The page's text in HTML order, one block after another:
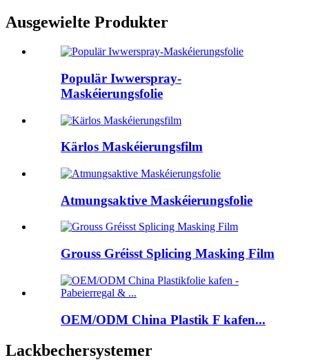
Ausgewielte Produkter
Populär Iwwerspray-
Maskéierungsfolie
Kärlos Maskéierungsfilm
Atmungsaktive Maskéierungsfolie
Grouss Gréisst Splicing Masking Film
OEM/ODM China Plastik F kafen...
Lackbechersystemer